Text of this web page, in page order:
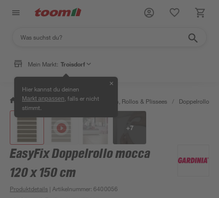
Mein Markt: Troisdorf
Hier kannst du deinen
Markt anpassen , falls er nicht
stimmt.
✕
/ Wohnen & Haushalt / Jalousien, Rollos & Plissees / Doppelrollos
+7
EasyFix Doppelrollo mocca
120 x 150 cm
Produktdetails | Artikelnummer:6400056